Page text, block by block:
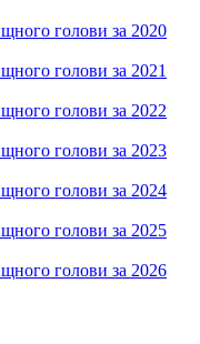
голови за 2020
голови за 2021
голови за 2022
голови за 2023
голови за 2024
голови за 2025
голови за 2026